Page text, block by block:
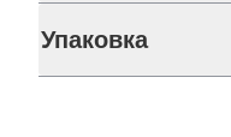
Упаковка